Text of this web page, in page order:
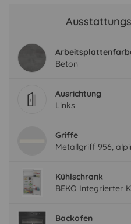
Beton
Ausrichtung
Links
Griffe
Kühlschrank
Backofen